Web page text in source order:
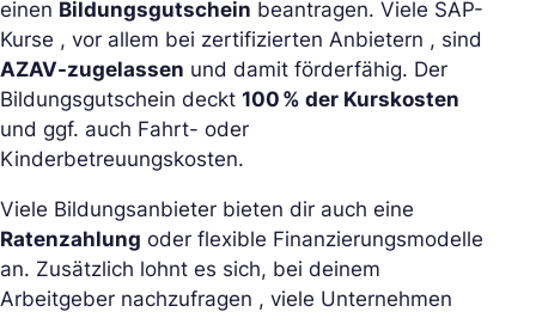
einen Bildungsgutschein beantragen. Viele SAP-
Kurse , vor allem bei zertifizierten Anbietern , sind
AZAV-zugelassen und damit förderfähig. Der
Bildungsgutschein deckt 100 % der Kurskosten
und ggf. auch Fahrt- oder
Kinderbetreuungskosten.
Viele Bildungsanbieter bieten dir auch eine
Ratenzahlung oder flexible Finanzierungsmodelle
an. Zusätzlich lohnt es sich, bei deinem
Arbeitgeber nachzufragen , viele Unternehmen